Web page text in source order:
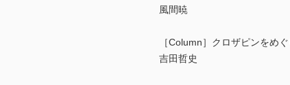
風間暁
［Column］クロザピンをめ
吉田哲史